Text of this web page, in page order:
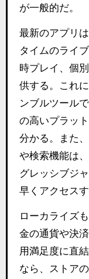
が一般的だ。
最新のアプリ
タイムのライ
時プレイ、個
供する。これ
ンブルツール
の高いプラッ
分かる。また
や検索機能は
グレッシブジ
早くアクセス
ローカライズ
金の通貨や決
用満足度に直
なら、ストア